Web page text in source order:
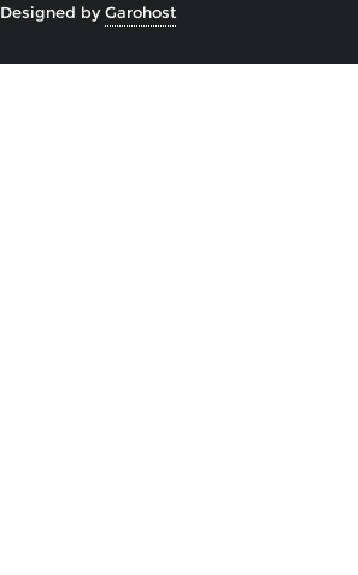
Designed byGarohost